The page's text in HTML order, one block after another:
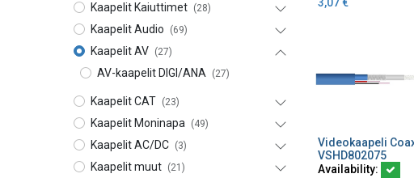
Kaapelit Kaiuttimet (28)
Kaapelit Audio (69)
Kaapelit AV (27)
AV-kaapelit DIGI/ANA (27)
Kaapelit CAT (23)
Kaapelit Moninapa (49)
Kaapelit AC/DC (3)
Kaapelit muut (21)
Add to Cart
VSHD802075
Availability: